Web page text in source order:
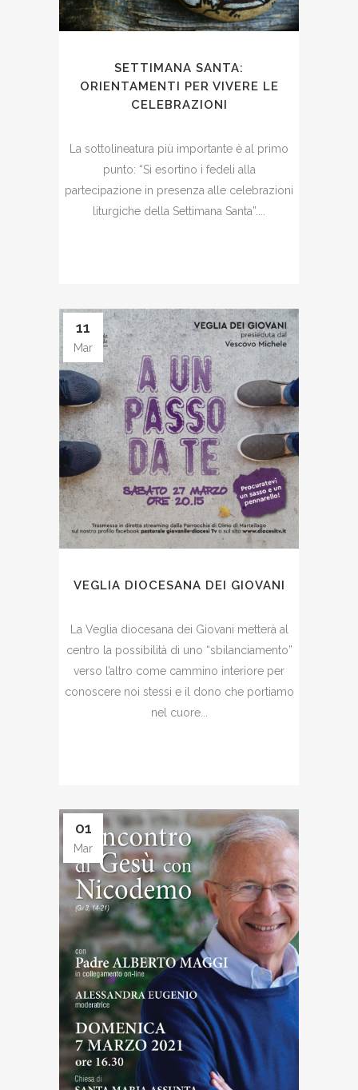
SETTIMANA SANTA:
ORIENTAMENTI PER VIVERE LE
CELEBRAZIONI
La sottolineatura più importante è al primo
punto: “Si esortino i fedeli alla
partecipazione in presenza alle celebrazioni
liturgiche della Settimana Santa”....
11
Mar
VEGLIA DIOCESANA DEI GIOVANI
La Veglia diocesana dei Giovani metterà al
centro la possibilità di uno “sbilanciamento”
verso l’altro come cammino interiore per
conoscere noi stessi e il dono che portiamo
nel cuore...
01
Mar